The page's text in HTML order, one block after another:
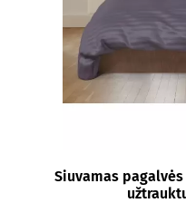
Siuvamas pagalvės